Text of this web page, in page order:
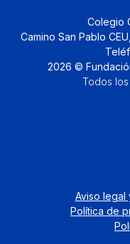
Colegio
Camino San Pablo
2026 ©
Todos
Aviso
Política de